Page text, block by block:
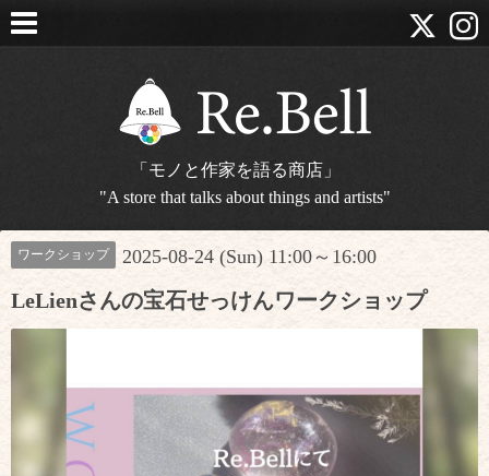
「モノと作家を語る商店」
"A store that talks about things and artists"
ワークショップ 2025-08-24 (Sun) 11:00～16:00
LeLienさんの宝石せっけんワークショップ